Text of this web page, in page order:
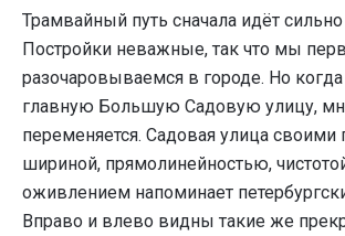
Трамвайный путь сначала идёт сильно
Постройки неважные, так что мы
разочаровываемся в городе. Но
главную Большую Садовую улицу,
переменяется. Садовая улица своими
шириной, прямолинейностью,
оживлением напоминает
Вправо и влево видны такие же